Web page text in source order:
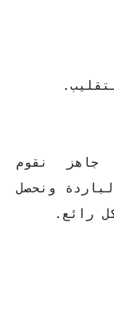
جاهز نقوم
ونحصل
رائع.